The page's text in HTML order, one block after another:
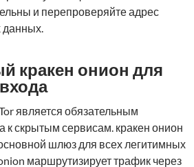
и перепроверяйте адрес
кракен онион для
является обязательным
к скрытым сервисам. кракен онион
шлюз для всех легитимных
маршрутизирует трафик через